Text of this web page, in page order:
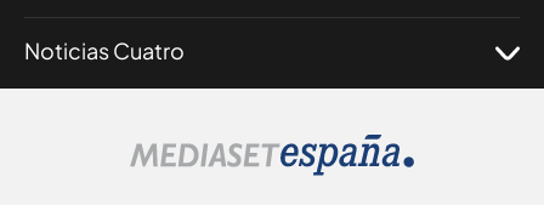
Noticias Cuatro